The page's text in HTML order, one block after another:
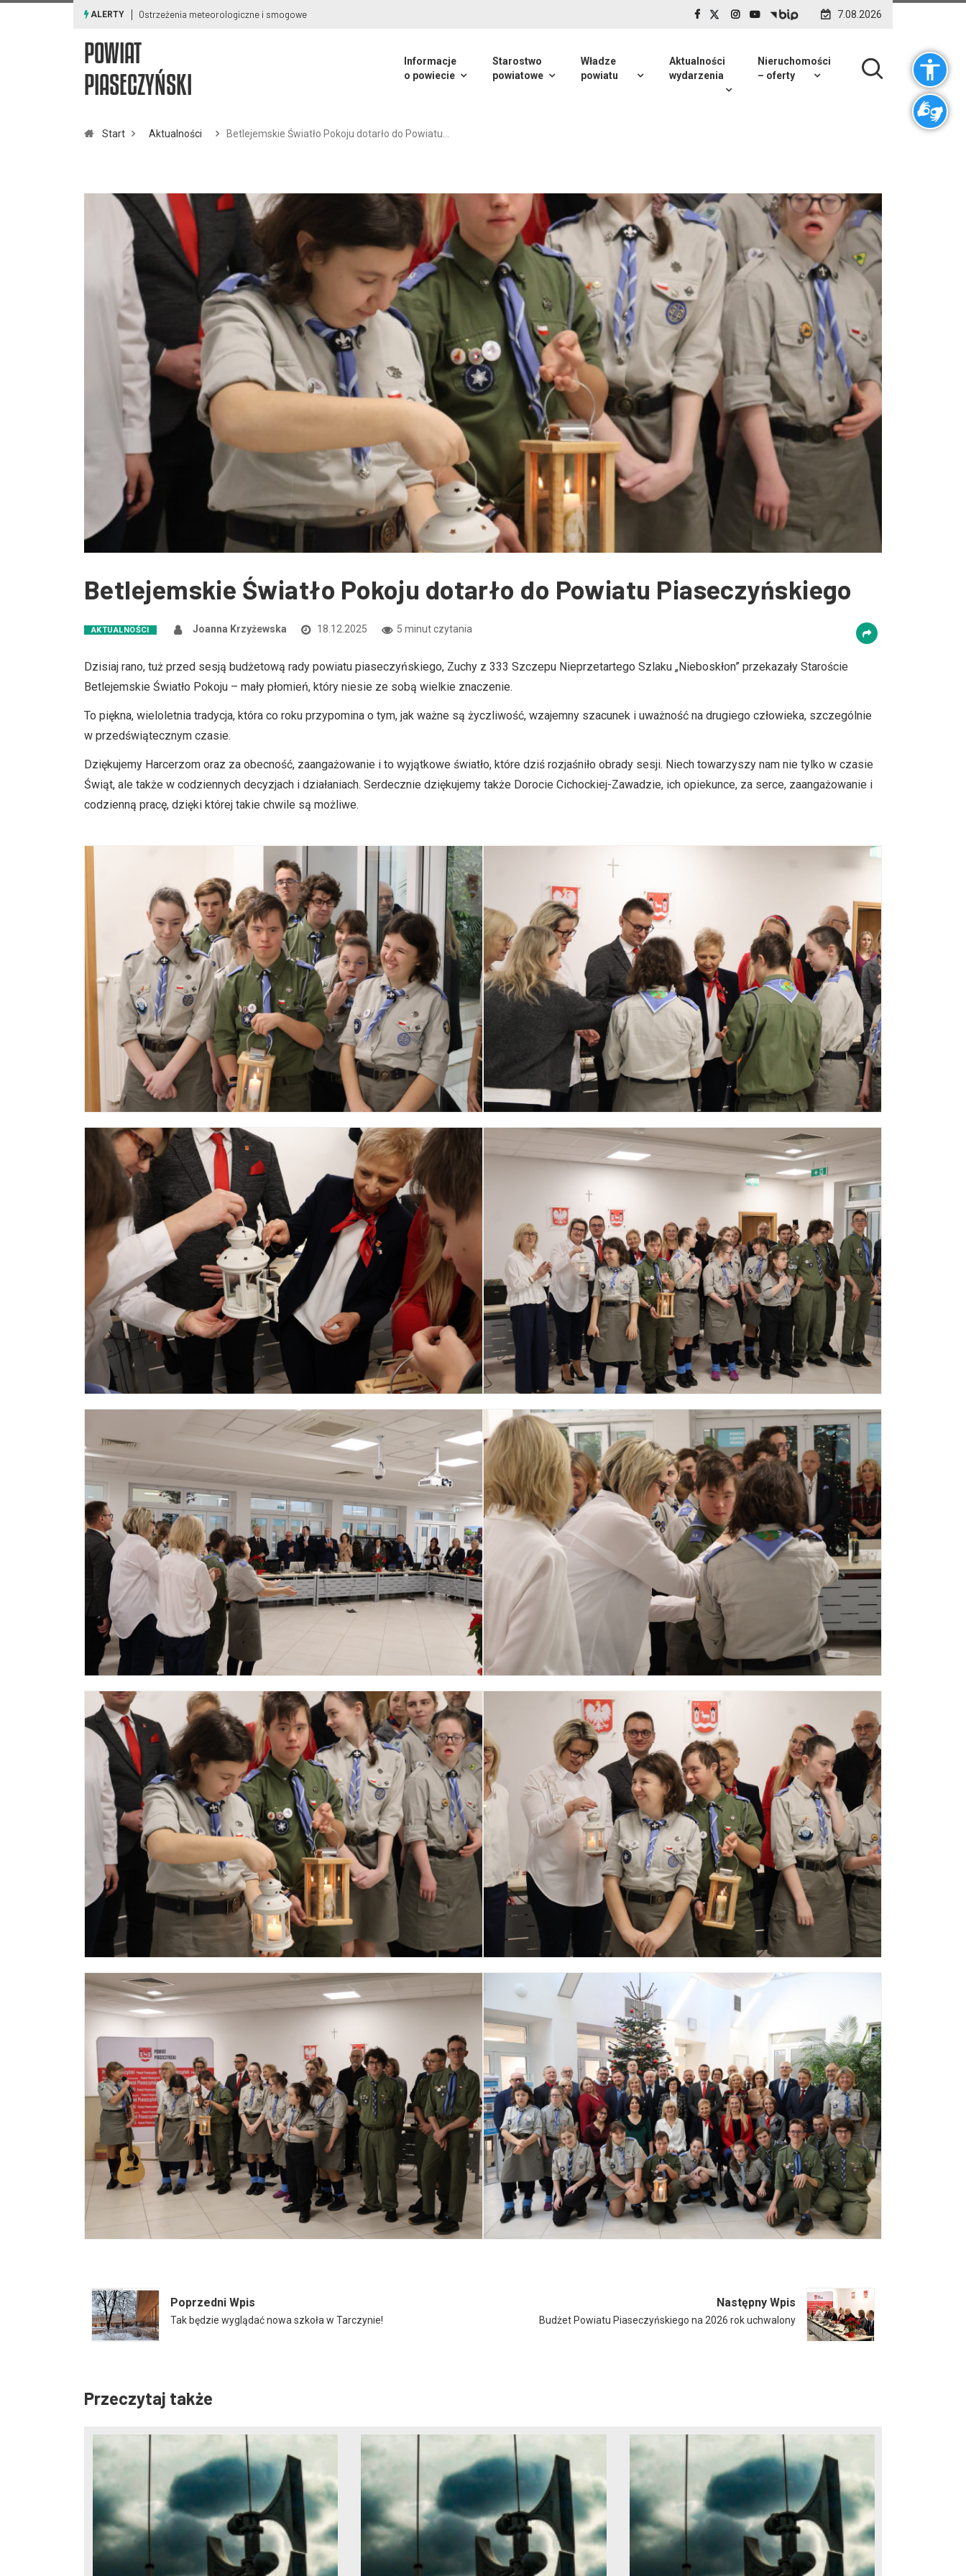
ALERTY Ostrzeżenia meteorologiczne i smogowe 7.08.2026
POWIAT
PIASECZYŃSKI
Informacje
o powiecie
Starostwo
powiatowe
Władze
powiatu
Aktualności
wydarzenia
Nieruchomości
– oferty
Start Aktualności Betlejemskie Światło Pokoju dotarło do Powiatu…
Betlejemskie Światło Pokoju dotarło do Powiatu Piaseczyńskiego
AKTUALNOŚCI Joanna Krzyżewska 18.12.2025 5 minut czytania
Dzisiaj rano, tuż przed sesją budżetową rady powiatu piaseczyńskiego, Zuchy z 333 Szczepu Nieprzetartego Szlaku „Nieboskłon” przekazały Staroście
Betlejemskie Światło Pokoju – mały płomień, który niesie ze sobą wielkie znaczenie.
To piękna, wieloletnia tradycja, która co roku przypomina o tym, jak ważne są życzliwość, wzajemny szacunek i uważność na drugiego człowieka, szczególnie
w przedświątecznym czasie.
Dziękujemy Harcerzom oraz za obecność, zaangażowanie i to wyjątkowe światło, które dziś rozjaśniło obrady sesji. Niech towarzyszy nam nie tylko w czasie
Świąt, ale także w codziennych decyzjach i działaniach. Serdecznie dziękujemy także Dorocie Cichockiej-Zawadzie, ich opiekunce, za serce, zaangażowanie i
codzienną pracę, dzięki której takie chwile są możliwe.
Poprzedni Wpis
Tak będzie wyglądać nowa szkoła w Tarczynie!
Następny Wpis
Budżet Powiatu Piaseczyńskiego na 2026 rok uchwalony
Przeczytaj także